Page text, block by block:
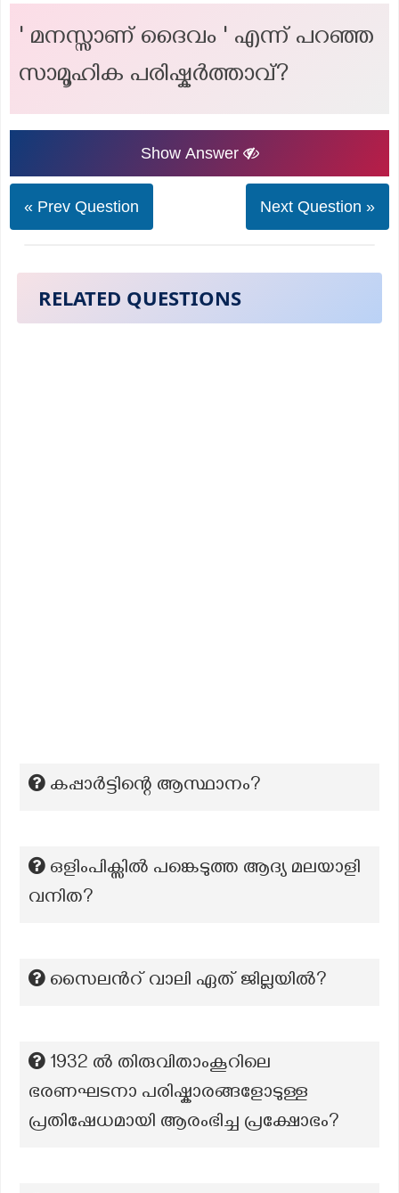
' മനസ്സാണ് ദൈവം ' എന്ന് പറഞ്ഞ
സാമൂഹിക പരിഷ്കര്‍ത്താവ്‌?
Show Answer
« Prev Question Next Question »
RELATED QUESTIONS
കപ്പാർട്ടിന്റെ ആസ്ഥാനം?
ഒളിംപിക്സില്‍ പങ്കെടുത്ത ആദ്യ മലയാളി
വനിത?
സൈലൻറ് വാലി ഏത് ജില്ലയിൽ?
1932 ൽ തിരുവിതാംകൂറിലെ
ഭരണഘടനാ പരിഷ്കാരങ്ങളോടുള്ള
പ്രതിഷേധമായി ആരംഭിച്ച പ്രക്ഷോഭം?